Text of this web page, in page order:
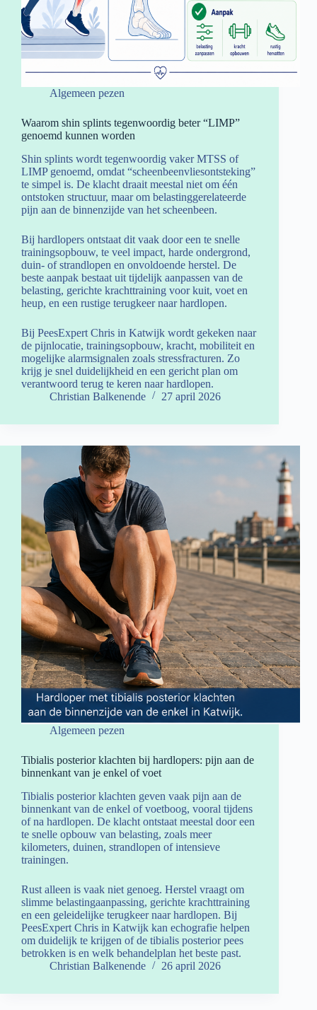
Algemeen pezen
Waarom shin splints tegenwoordig beter “LIMP”
genoemd kunnen worden
Shin splints wordt tegenwoordig vaker MTSS of
LIMP genoemd, omdat “scheenbeenvliesontsteking”
te simpel is. De klacht draait meestal niet om één
ontstoken structuur, maar om belastinggerelateerde
pijn aan de binnenzijde van het scheenbeen.
Bij hardlopers ontstaat dit vaak door een te snelle
trainingsopbouw, te veel impact, harde ondergrond,
duin- of strandlopen en onvoldoende herstel. De
beste aanpak bestaat uit tijdelijk aanpassen van de
belasting, gerichte krachttraining voor kuit, voet en
heup, en een rustige terugkeer naar hardlopen.
Bij PeesExpert Chris in Katwijk wordt gekeken naar
de pijnlocatie, trainingsopbouw, kracht, mobiliteit en
mogelijke alarmsignalen zoals stressfracturen. Zo
krijg je snel duidelijkheid en een gericht plan om
verantwoord terug te keren naar hardlopen.
Christian Balkenende
27 april 2026
Algemeen pezen
Tibialis posterior klachten bij hardlopers: pijn aan de
binnenkant van je enkel of voet
Tibialis posterior klachten geven vaak pijn aan de
binnenkant van de enkel of voetboog, vooral tijdens
of na hardlopen. De klacht ontstaat meestal door een
te snelle opbouw van belasting, zoals meer
kilometers, duinen, strandlopen of intensieve
trainingen.
Rust alleen is vaak niet genoeg. Herstel vraagt om
slimme belastingaanpassing, gerichte krachttraining
en een geleidelijke terugkeer naar hardlopen. Bij
PeesExpert Chris in Katwijk kan echografie helpen
om duidelijk te krijgen of de tibialis posterior pees
betrokken is en welk behandelplan het beste past.
Christian Balkenende
26 april 2026